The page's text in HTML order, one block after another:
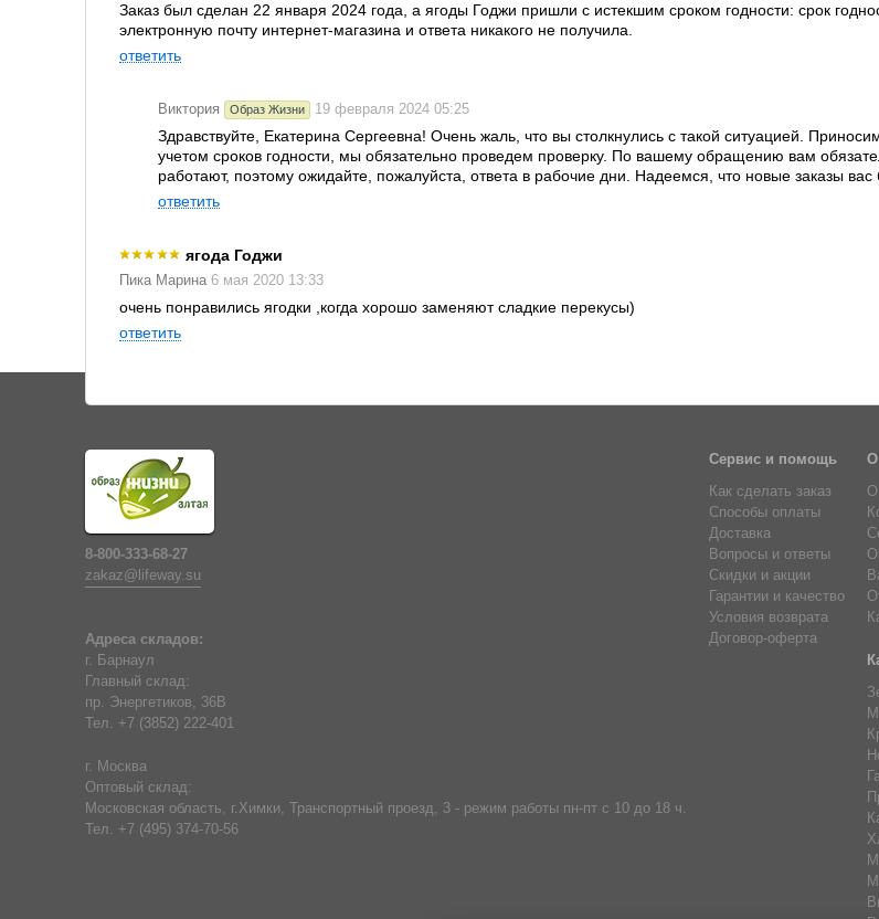
Заказ был сделан 22 января 2024 года, а ягоды Годжи пришли с истекшим сроком годности: срок
электронную почту интернет-магазина и ответа никакого не получила.
ответить
Виктория Образ Жизни 19 февраля 2024 05:25
Здравствуйте, Екатерина Сергеевна! Очень жаль, что вы столкнулись с такой ситуацией.
учетом сроков годности, мы обязательно проведем проверку. По вашему обращению вам
работают, поэтому ожидайте, пожалуйста, ответа в рабочие дни. Надеемся, что новые заказы вас
ответить
ягода Годжи
Пика Марина 6 мая 2020 13:33
очень понравились ягодки ,когда хорошо заменяют сладкие перекусы)
ответить
8-800-333-68-27
zakaz@lifeway.su
Адреса складов:
г. Барнаул
Главный склад:
пр. Энергетиков, 36В
Тел. +7 (3852) 222-401
г. Москва
Оптовый склад:
Московская область, г.Химки, Транспортный проезд, 3 - режим работы пн-пт с 10 до 18 ч.
Тел. +7 (495) 374-70-56
Сервис и помощь
Как сделать заказ
Способы оплаты
Доставка
Вопросы и ответы
Скидки и акции
Гарантии и качество
Условия возврата
Договор-оферта
О
О